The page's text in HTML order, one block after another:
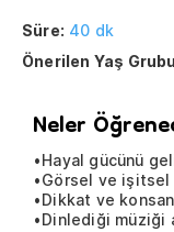
Süre: 40 dk
Önerilen Yaş
Neler
•Hayal gücünü
•Görsel ve işitsel
•Dikkat ve
•Dinlediği müziği